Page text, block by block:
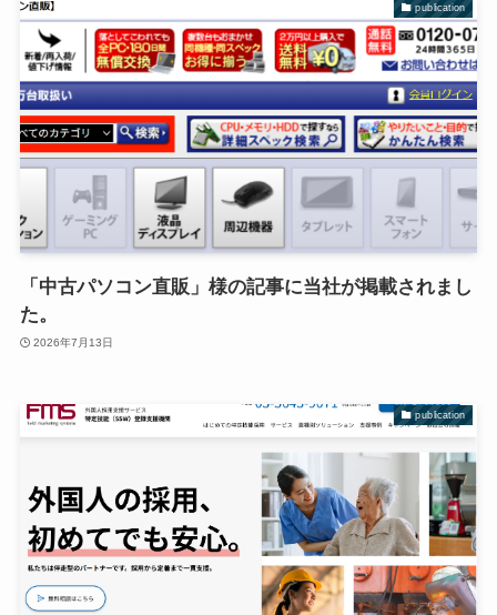
publication
「中古パソコン直販」様の記事に当社が掲載されまし
た。
2026年7月13日
publication